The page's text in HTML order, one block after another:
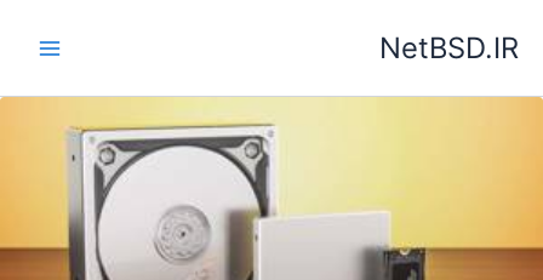
NetBSD.IR